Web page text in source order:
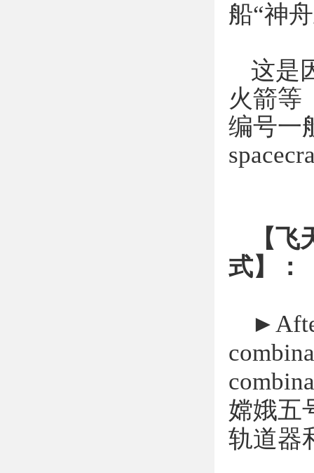
船“神
这是
火箭等
编号一
【
式】：
►
嫦娥五
轨道器